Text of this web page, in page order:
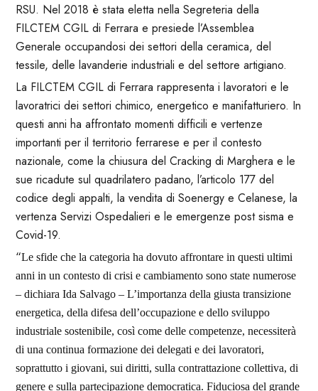
RSU. Nel 2018 è stata eletta nella Segreteria della
FILCTEM CGIL di Ferrara e presiede l’Assemblea
Generale occupandosi dei settori della ceramica, del
tessile, delle lavanderie industriali e del settore artigiano.
La FILCTEM CGIL di Ferrara rappresenta i lavoratori e le
lavoratrici dei settori chimico, energetico e manifatturiero. In
questi anni ha affrontato momenti difficili e vertenze
importanti per il territorio ferrarese e per il contesto
nazionale, come la chiusura del Cracking di Marghera e le
sue ricadute sul quadrilatero padano, l’articolo 177 del
codice degli appalti, la vendita di Soenergy e Celanese, la
vertenza Servizi Ospedalieri e le emergenze post sisma e
Covid-19.
“Le sfide che la categoria ha dovuto affrontare in questi ultimi
anni in un contesto di crisi e cambiamento sono state numerose
– dichiara Ida Salvago –L’importanza della giusta transizione
energetica, della difesa dell’occupazione e dello sviluppo
industriale sostenibile, cosìcome delle competenze, necessiterà
di una continua formazione dei delegati e dei lavoratori,
soprattutto i giovani, sui diritti, sulla contrattazione collettiva, di
genere e sulla partecipazione democratica. Fiduciosa del grande